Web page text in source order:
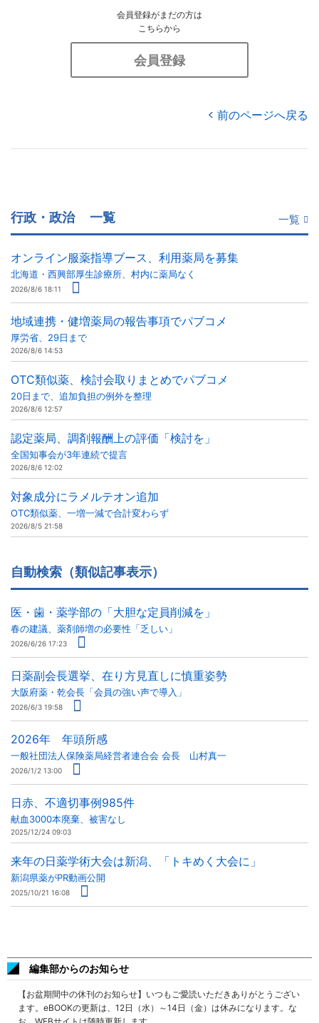
会員登録がまだの方は
こちらから
会員登録
前のページへ戻る
行政・政治 一覧 一覧
オンライン服薬指導ブース、利用薬局を募集
北海道・西興部厚生診療所、村内に薬局なく
2026/8/6 18:11
地域連携・健増薬局の報告事項でパブコメ
厚労省、29日まで
2026/8/6 14:53
OTC類似薬、検討会取りまとめでパブコメ
20日まで、追加負担の例外を整理
2026/8/6 12:57
認定薬局、調剤報酬上の評価「検討を」
全国知事会が3年連続で提言
2026/8/6 12:02
対象成分にラメルテオン追加
OTC類似薬、一増一減で合計変わらず
2026/8/5 21:58
自動検索（類似記事表示）
医・歯・薬学部の「大胆な定員削減を」
春の建議、薬剤師増の必要性「乏しい」
2026/6/26 17:23
日薬副会長選挙、在り方見直しに慎重姿勢
大阪府薬・乾会長「会員の強い声で導入」
2026/6/3 19:58
2026年 年頭所感
一般社団法人保険薬局経営者連合会 会長 山村真一
2026/1/2 13:00
日赤、不適切事例985件
献血3000本廃棄、被害なし
2025/12/24 09:03
来年の日薬学術大会は新潟、「トキめく大会に」
新潟県薬がPR動画公開
2025/10/21 16:08
編集部からのお知らせ
【お盆期間中の休刊のお知らせ】いつもご愛読いただきありがとうござい
ます。eBOOKの更新は、12日（水）～14日（金）は休みになります。な